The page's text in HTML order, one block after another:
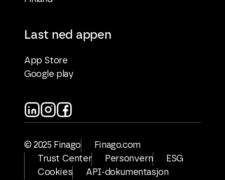
Last ned appen
App Store
Google play
© 2025 Finago
Finago.com
Trust Center
Personvern
ESG
Cookies
API-dokumentasjon